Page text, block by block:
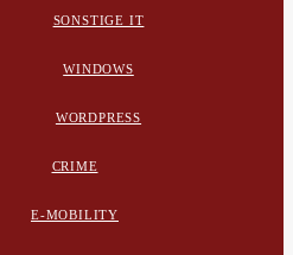
SONSTIGE IT
WINDOWS
WORDPRESS
CRIME
E-MOBILITY